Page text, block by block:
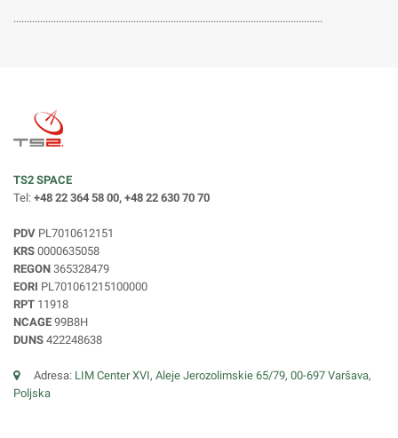
....................................................................................................................
TS2 SPACE
Tel: +48 22 364 58 00, +48 22 630 70 70
PDV PL7010612151
KRS 0000635058
REGON 365328479
EORI PL701061215100000
RPT 11918
NCAGE 99B8H
DUNS 422248638
Adresa: LIM Center XVI, Aleje Jerozolimskie 65/79, 00-697 Varšava,
Poljska